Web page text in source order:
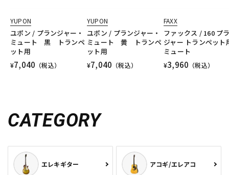
YUPON
ユポン / プランジャー・
ミュート 黒 トランペ
ット用
¥7,040 （税込）
YUPON
ユポン / プランジャー・
ミュート 黄 トランペ
ット用
¥7,040 （税込）
FAXX
ファックス / 160 プ
ジャー トランペット
ミュート
¥3,960 （税込）
CATEGORY
エレキギター アコギ/エレアコ